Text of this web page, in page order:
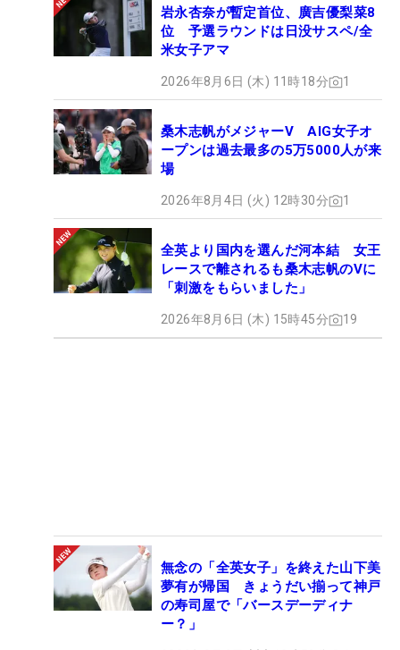
岩永杏奈が暫定首位、廣吉優梨菜8
位 予選ラウンドは日没サスペ/全
米女子アマ
2026年8月6日 (木) 11時18分 1
桑木志帆がメジャーV AIG女子オ
ープンは過去最多の5万5000人が来
場
2026年8月4日 (火) 12時30分 1
全英より国内を選んだ河本結 女王
レースで離されるも桑木志帆のVに
「刺激をもらいました」
2026年8月6日 (木) 15時45分 19
無念の「全英女子」を終えた山下美
夢有が帰国 きょうだい揃って神戸
の寿司屋で「バースデーディナ
ー？」